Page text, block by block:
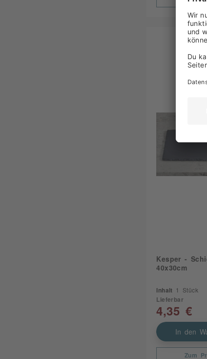
Kesper -
40x30cm
Inhalt 1 Stück
Lieferbar
4,35 €
In den
Zum